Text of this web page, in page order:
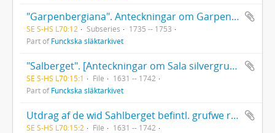
"Garpenbergiana". Anteckningar om Garpenbergs kopparverk.
SE S-HS L70:12 Subseries
1735 -- 1753
Part ofFunckska släktarkivet
"Salberget". [Anteckningar om Sala silvergruva 1740].
SE S-HS L70:15:1 File
1631 -- 1742
Part ofFunckska släktarkivet
Utdrag af de wid Sahlberget befintl. grufwe relationer med register.
SE S-HS L70:15:2 File
1631 -- 1742